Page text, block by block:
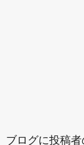
ブログに投稿